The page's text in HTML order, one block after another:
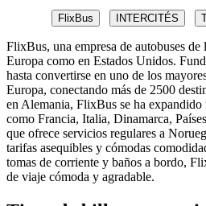
FlixBus INTERCITÉS
FlixBus, una empresa de autobuses de
Europa como en Estados Unidos.
hasta convertirse en uno de los
Europa, conectando más de 2500
en Alemania, FlixBus se ha expandido
como Francia, Italia, Dinamarca,
que ofrece servicios regulares a
tarifas asequibles y cómodas
tomas de corriente y baños a bordo,
de viaje cómoda y agradable.